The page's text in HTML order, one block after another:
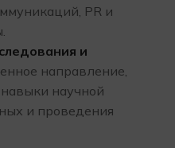
PR и
и
направление,
научной
и проведения